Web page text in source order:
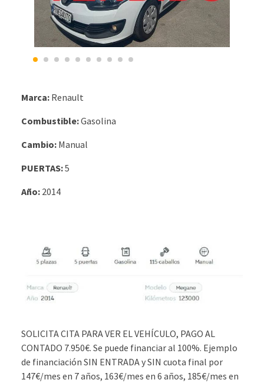
Marca: Renault
Combustible:Gasolina
Cambio: Manual
PUERTAS:5
Año: 2014
SOLICITA CITA PARA VER EL VEHÍCULO, PAGO AL
CONTADO 7.950€. Se puede financiar al 100%. Ejemplo
de financiación SIN ENTRADA y SIN cuota final por
147€/mes en 7 años, 163€/mes en 6 años, 185€/mes en